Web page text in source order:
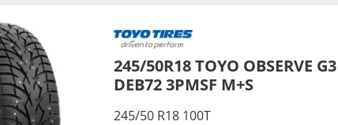
245/50R18 TOYO OBSERVE
DEB72 3PMSF M+S
245/50 R18 100T